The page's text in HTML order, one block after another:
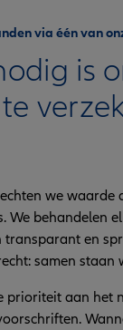
via één van
is
we waarde
We behandelen
transparant en
samen staan
prioriteit aan het